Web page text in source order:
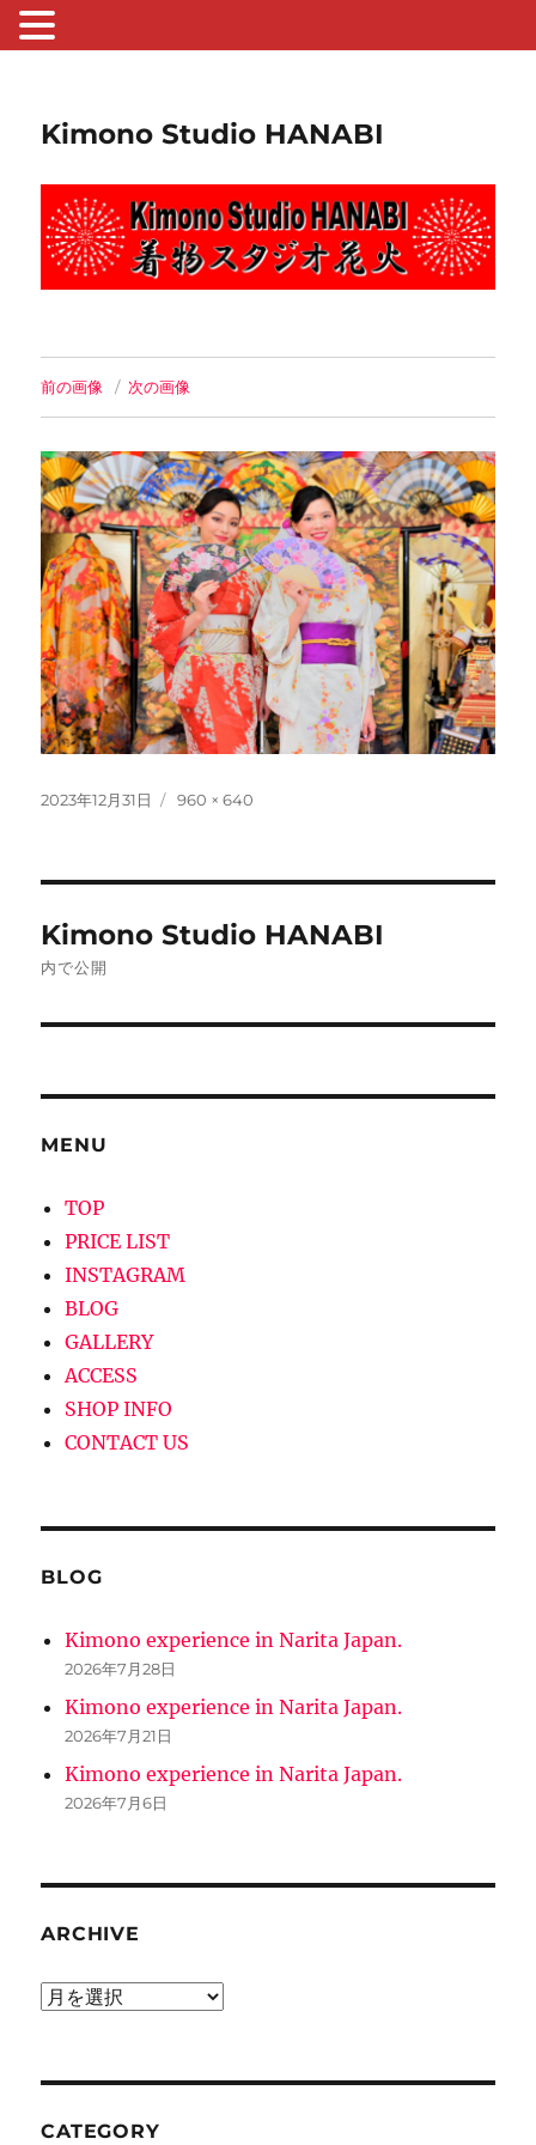
Kimono Studio HANABI
前の画像 次の画像
投
2023年12月31日
フ
960 × 640
稿
ゲ
ー
シ
ョ
ン
Kimono Studio HANABI
内で公開
MENU
TOP
PRICE LIST
INSTAGRAM
BLOG
GALLERY
ACCESS
SHOP INFO
CONTACT US
BLOG
Kimono experience in Narita Japan.
2026年7月28日
Kimono experience in Narita Japan.
2026年7月21日
Kimono experience in Narita Japan.
2026年7月6日
ARCHIVE
ARCHIVE
CATEGORY